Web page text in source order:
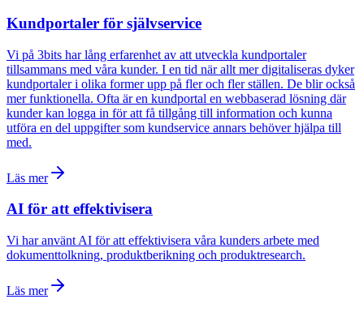
Kundportaler för självservice
Vi på 3bits har lång erfarenhet av att utveckla kundportaler
tillsammans med våra kunder. I en tid när allt mer digitaliseras dyker
kundportaler i olika former upp på fler och fler ställen. De blir också
mer funktionella. Ofta är en kundportal en webbaserad lösning där
kunder kan logga in för att få tillgång till information och kunna
utföra en del uppgifter som kundservice annars behöver hjälpa till
med.
Läs mer
AI för att effektivisera
Vi har använt AI för att effektivisera våra kunders arbete med
dokumenttolkning, produktberikning och produktresearch.
Läs mer